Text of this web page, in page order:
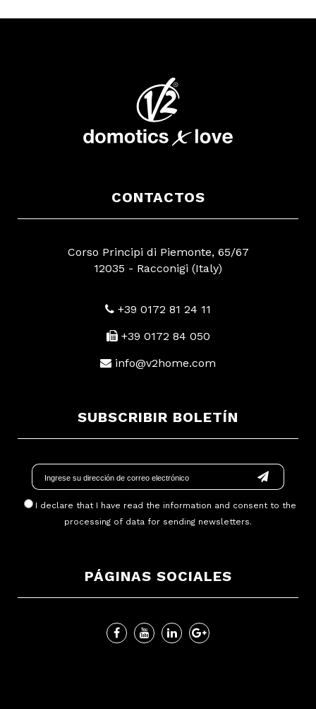
CONTACTOS
Corso Principi di Piemonte, 65/67
12035 - Racconigi (Italy)
+39 0172 81 24 11
+39 0172 84 050
info@v2home.com
SUBSCRIBIR BOLETÍN
I declare that I have read the information and consent to the
processing of data for sending newsletters.
PÁGINAS SOCIALES